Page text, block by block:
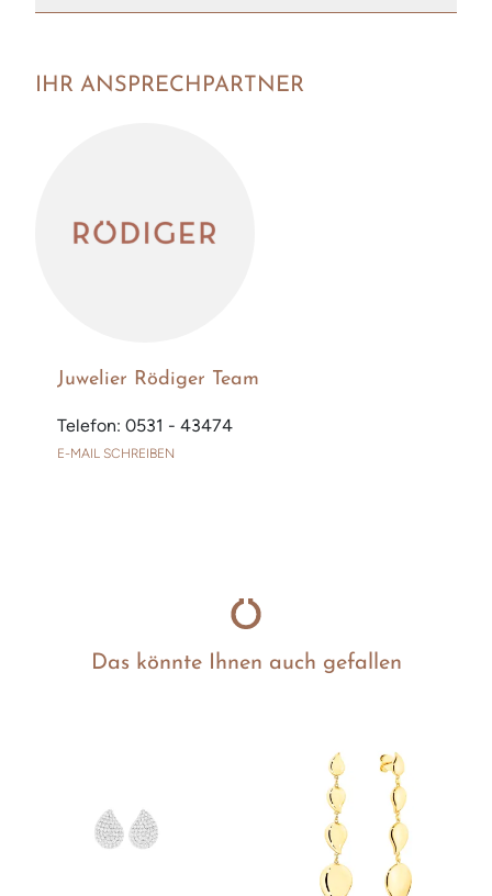
IHR ANSPRECHPARTNER
Juwelier Rödiger Team
Telefon: 0531 - 43474
E-MAIL SCHREIBEN
Das könnte Ihnen auch gefallen